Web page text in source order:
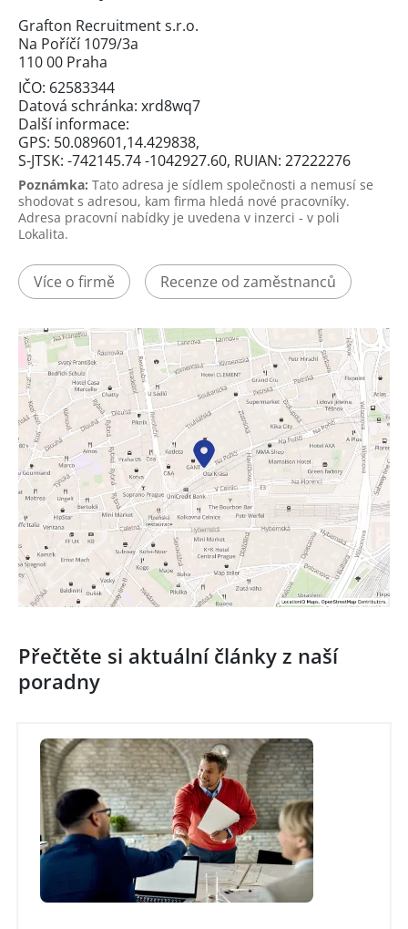
Grafton Recruitment s.r.o.
Na Poříčí 1079/3a
110 00 Praha
IČO: 62583344
Datová schránka: xrd8wq7
Další informace:
GPS: 50.089601,14.429838,
S-JTSK: -742145.74 -1042927.60, RUIAN: 27222276
Poznámka: Tato adresa je sídlem společnosti a nemusí se
shodovat s adresou, kam firma hledá nové pracovníky.
Adresa pracovní nabídky je uvedena v inzerci - v poli
Lokalita.
Více o firmě Recenze od zaměstnanců
Přečtěte si aktuální články z naší
poradny